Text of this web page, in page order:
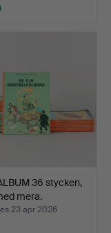
36 stycken,
mera.
23 apr 2026